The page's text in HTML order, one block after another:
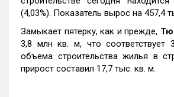
(4,03%). Показатель вырос на 457,4
Замыкает пятерку, как и прежде,
3,8 млн кв. м, что соответствует
объема строительства жилья в
прирост составил 17,7 тыс. кв. м.